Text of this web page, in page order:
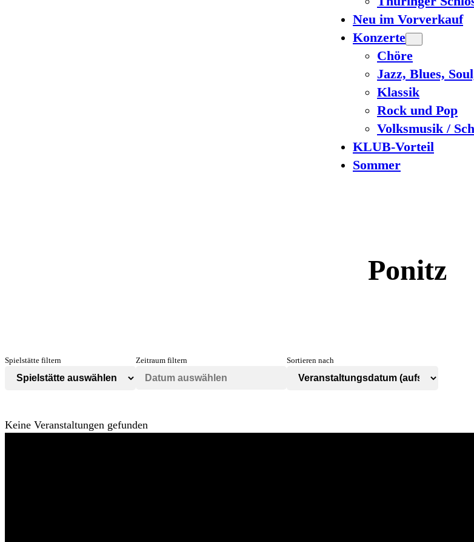
Neu im Vorverkauf
Konzerte
Chöre
Jazz, Blues,
Klassik
Rock und Pop
Volksmusik /
KLUB-Vorteil
Sommer
Ponitz
Spielstätte filtern Zeitraum filtern Sortieren nach
Keine Veranstaltungen gefunden